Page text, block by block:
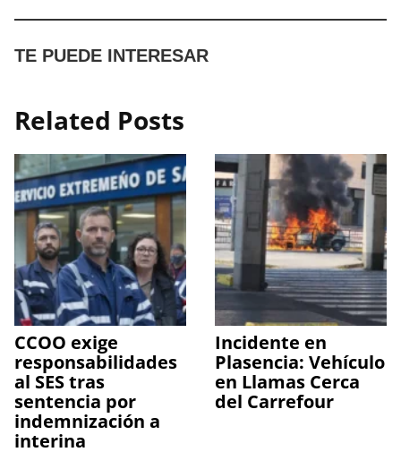
TE PUEDE INTERESAR
Related Posts
CCOO exige
responsabilidades
al SES tras
sentencia por
indemnización a
interina
Incidente en
Plasencia: Vehículo
en Llamas Cerca
del Carrefour